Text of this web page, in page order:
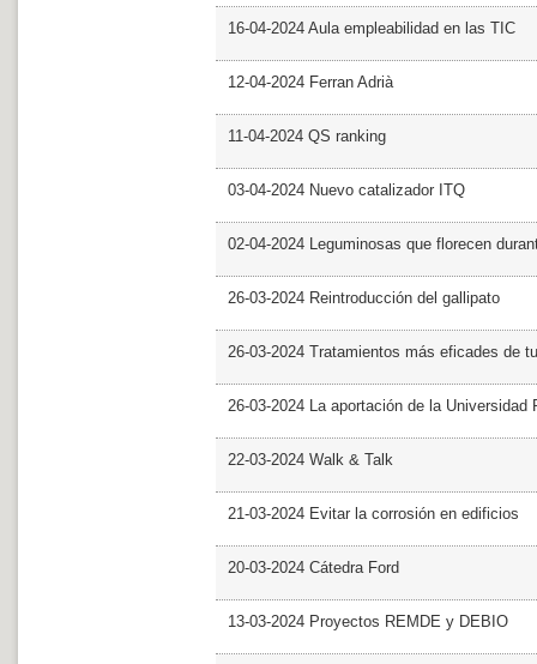
16-04-2024 Aula empleabilidad en las TIC
12-04-2024 Ferran Adrià
11-04-2024 QS ranking
03-04-2024 Nuevo catalizador ITQ
02-04-2024 Leguminosas que florecen
26-03-2024 Reintroducción del gallipato
26-03-2024 Tratamientos más eficades de
26-03-2024 La aportación de la Universidad
22-03-2024 Walk & Talk
21-03-2024 Evitar la corrosión en edificios
20-03-2024 Cátedra Ford
13-03-2024 Proyectos REMDE y DEBIO